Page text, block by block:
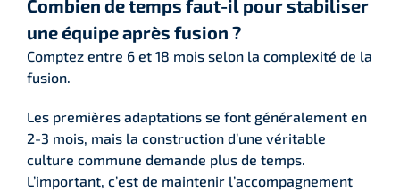
Combien de temps faut-il pour stabiliser
une équipe après fusion ?
Comptez entre 6 et 18 mois selon la complexité de la
fusion.
Les premières adaptations se font généralement en
2-3 mois, mais la construction d’une véritable
culture commune demande plus de temps.
L’important, c’est de maintenir l’accompagnement